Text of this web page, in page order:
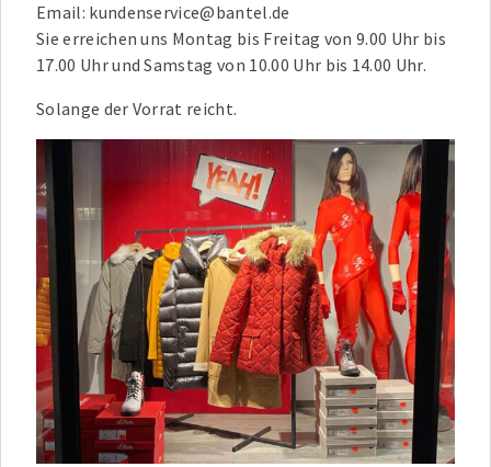
Email: kundenservice@bantel.de
Sie erreichen uns Montag bis Freitag von 9.00 Uhr bis
17.00 Uhr und Samstag von 10.00 Uhr bis 14.00 Uhr.
Solange der Vorrat reicht.